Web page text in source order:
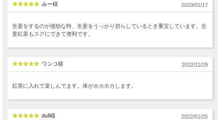
みー様 2023/01/17
生姜をするのが億劫な時、生姜をうっかり切らしているとき重宝しています。生
姜紅茶もスグにできて便利です。
ワンコ様 2022/11/29
紅茶に入れて楽しんでます。体がホカホカします。
dufi様 2022/01/25